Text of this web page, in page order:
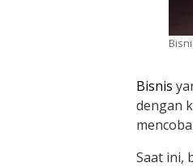
Bisnis
dengan
Saat ini,